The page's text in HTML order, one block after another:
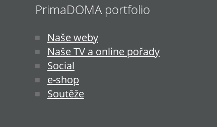
PrimaDOMA portfolio
Naše weby
Naše TV a online pořady
Social
e-shop
Soutěže